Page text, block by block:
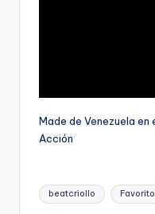
Made de Venezuela
Acción
Etiquetas:
beatcriollo Favorito